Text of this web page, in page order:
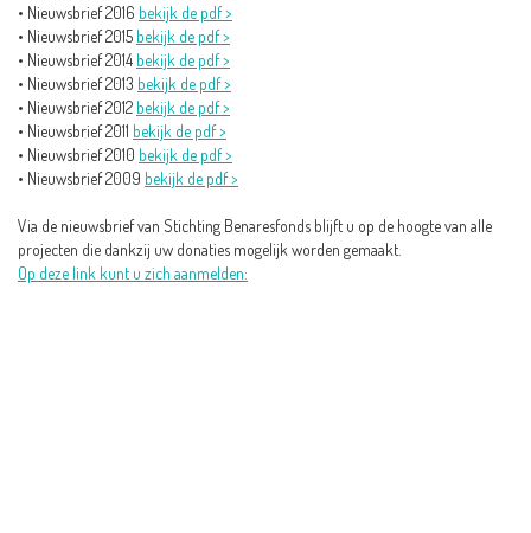
• Nieuwsbrief 2016 bekijk de pdf >
• Nieuwsbrief 2015 bekijk de pdf >
• Nieuwsbrief 2014 bekijk de pdf >
• Nieuwsbrief 2013 bekijk de pdf >
• Nieuwsbrief 2012 bekijk de pdf >
• Nieuwsbrief 2011 bekijk de pdf >
• Nieuwsbrief 2010 bekijk de pdf >
• Nieuwsbrief 2009 bekijk de pdf >
Via de nieuwsbrief van Stichting Benaresfonds blijft u op de hoogte van alle
projecten die dankzij uw donaties mogelijk worden gemaakt.
Op deze link kunt u zich aanmelden: